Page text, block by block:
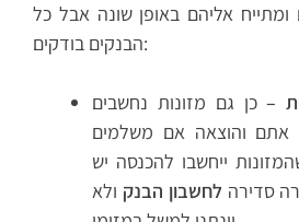
אליהם באופן שונה אבל כל
הבנקים בודקים:
–כן גם מזונות נחשבים
אתם והוצאה אם משלמים
ייחשבו להכנסה יש
סדירה לחשבון הבנק ולא